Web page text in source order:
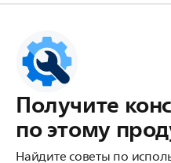
Получите
по этому
Найдите советы по